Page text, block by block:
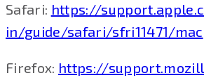
Safari: https://
in/guide/safari/sfri11471/mac
Firefox: https://